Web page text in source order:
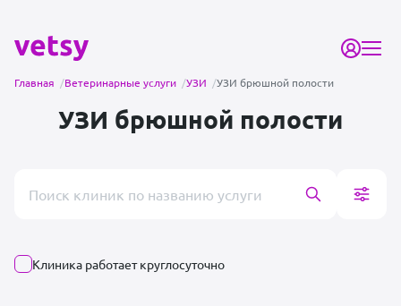
Главная /Ветеринарные услуги /УЗИ /УЗИ брюшной полости
УЗИ брюшной полости
Клиника работает круглосуточно